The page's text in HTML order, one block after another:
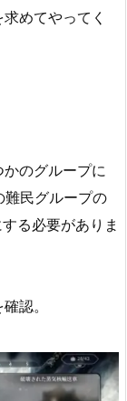
めてやってく
のグループに
難民グループの
る必要がありま
認。